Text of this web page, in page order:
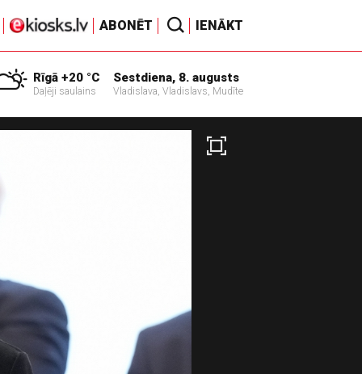
ABONĒT IENĀKT
Rīgā +20 °C
Daļēji saulains
Sestdiena, 8. augusts
Vladislava, Vladislavs, Mudīte